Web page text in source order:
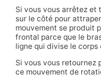
Si vous vous arrêtez et
sur le côté pour
mouvement se produit
frontal parce que le
ligne qui divise le
Si vous vous retournez
ce mouvement de